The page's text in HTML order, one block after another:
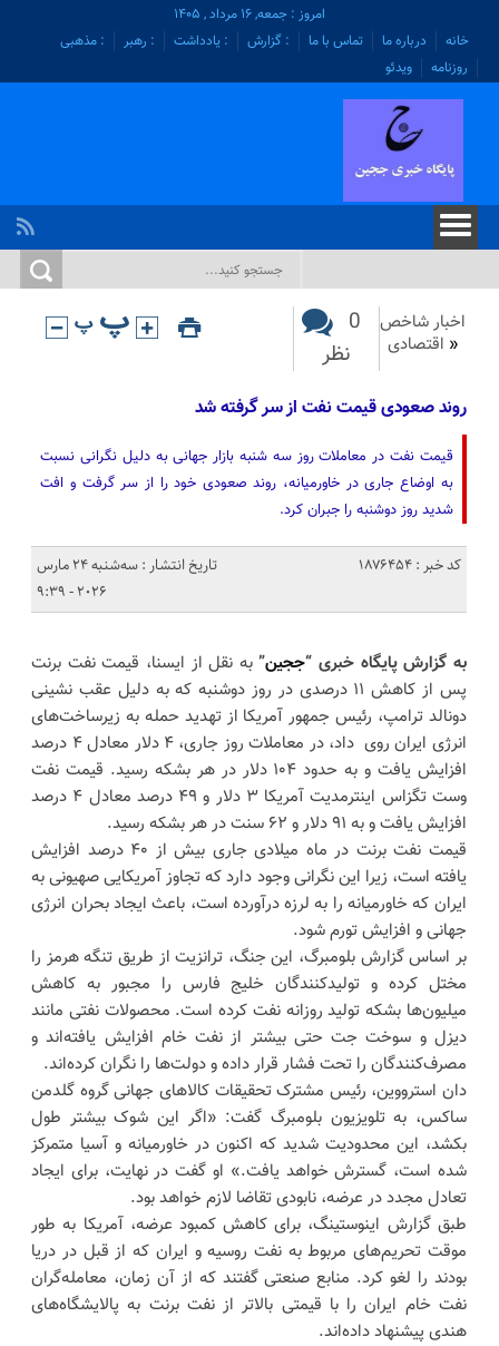
امروز : جمعه, ۱۶ مرداد , ۱۴۰۵
خانه
درباره ما تماس با ما : گزارش : یادداشت : رهبر
: مذهبی
روزنامه
ویدئو
اخبار شاخص
« اقتصادی
0
نظر
روند صعودی قیمت نفت از سر گرفته شد
قیمت نفت در معاملات روز سه شنبه بازار جهانی به دلیل نگرانی نسبت
به اوضاع جاری در خاورمیانه، روند صعودی خود را از سر گرفت و افت
شدید روز دوشنبه را جبران کرد.
کد خبر : 1876454
تاریخ انتشار : سه‌شنبه 24 مارس
2026 - 9:39
به گزارش پایگاه خبری “ججین”به نقل از ایسنا، قیمت نفت برنت
پس از کاهش ۱۱ درصدی در روز دوشنبه که به دلیل عقب نشینی
دونالد ترامپ، رئیس جمهور آمریکا از تهدید حمله به زیرساخت‌های
انرژی ایران روی داد، در معاملات روز جاری، ۴ دلار معادل ۴ درصد
افزایش یافت و به حدود ۱۰۴ دلار در هر بشکه رسید. قیمت نفت
وست تگزاس اینترمدیت آمریکا ۳ دلار و ۴۹ درصد معادل ۴ درصد
افزایش یافت و به ۹۱ دلار و ۶۲ سنت در هر بشکه رسید.
قیمت نفت برنت در ماه میلادی جاری بیش از ۴۰ درصد افزایش
یافته است، زیرا این نگرانی‌ وجود دارد که تجاوز آمریکایی صهیونی به
ایران که خاورمیانه را به لرزه درآورده است، باعث ایجاد بحران انرژی
جهانی و افزایش تورم شود.
بر اساس گزارش بلومبرگ، این جنگ، ترانزیت از طریق تنگه هرمز را
مختل کرده و تولیدکنندگان خلیج فارس را مجبور به کاهش
میلیون‌ها بشکه تولید روزانه نفت کرده است. محصولات نفتی مانند
دیزل و سوخت جت حتی بیشتر از نفت خام افزایش یافته‌اند و
مصرف‌کنندگان را تحت فشار قرار داده و دولت‌ها را نگران کرده‌اند.
دان استرووین، رئیس مشترک تحقیقات کالاهای جهانی گروه گلدمن
ساکس، به تلویزیون بلومبرگ گفت: «اگر این شوک بیشتر طول
بکشد، این محدودیت شدید که اکنون در خاورمیانه و آسیا متمرکز
شده است، گسترش خواهد یافت.» او گفت در نهایت، برای ایجاد
تعادل مجدد در عرضه، نابودی تقاضا لازم خواهد بود.
طبق گزارش اینوستینگ، برای کاهش کمبود عرضه، آمریکا به طور
موقت تحریم‌های مربوط به نفت روسیه و ایران که از قبل در دریا
بودند را لغو کرد. منابع صنعتی گفتند که از آن زمان، معامله‌گران
نفت خام ایران را با قیمتی بالاتر از نفت برنت به پالایشگاه‌های
هندی پیشنهاد داده‌اند.